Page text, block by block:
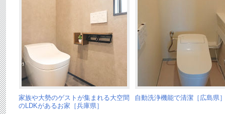
家族や大勢のゲストが集まれる大空間
のLDKがあるお家［兵庫県］
自動洗浄機能で清潔［広島県